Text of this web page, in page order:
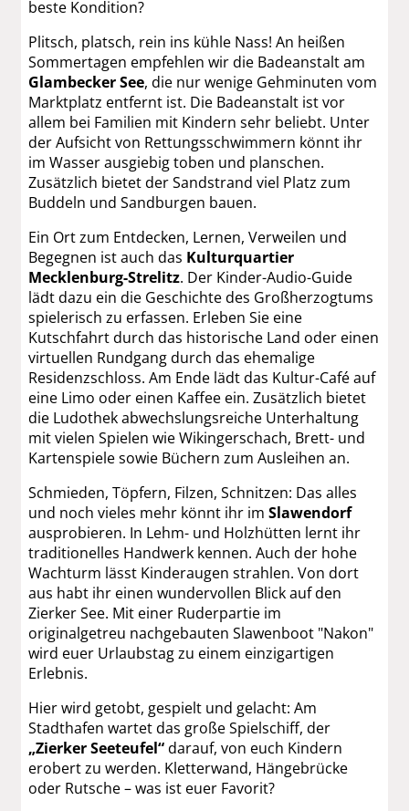
beste Kondition?
Plitsch, platsch, rein ins kühle Nass! An heißen
Sommertagen empfehlen wir die Badeanstalt am
Glambecker See, die nur wenige Gehminuten vom
Marktplatz entfernt ist. Die Badeanstalt ist vor
allem bei Familien mit Kindern sehr beliebt. Unter
der Aufsicht von Rettungsschwimmern könnt ihr
im Wasser ausgiebig toben und planschen.
Zusätzlich bietet der Sandstrand viel Platz zum
Buddeln und Sandburgen bauen.
Ein Ort zum Entdecken, Lernen, Verweilen und
Begegnen ist auch das Kulturquartier
Mecklenburg-Strelitz. Der Kinder-Audio-Guide
lädt dazu ein die Geschichte des Großherzogtums
spielerisch zu erfassen. Erleben Sie eine
Kutschfahrt durch das historische Land oder einen
virtuellen Rundgang durch das ehemalige
Residenzschloss. Am Ende lädt das Kultur-Café auf
eine Limo oder einen Kaffee ein. Zusätzlich bietet
die Ludothek abwechslungsreiche Unterhaltung
mit vielen Spielen wie Wikingerschach, Brett- und
Kartenspiele sowie Büchern zum Ausleihen an.
Schmieden, Töpfern, Filzen, Schnitzen: Das alles
und noch vieles mehr könnt ihr im Slawendorf
ausprobieren. In Lehm- und Holzhütten lernt ihr
traditionelles Handwerk kennen. Auch der hohe
Wachturm lässt Kinderaugen strahlen. Von dort
aus habt ihr einen wundervollen Blick auf den
Zierker See. Mit einer Ruderpartie im
originalgetreu nachgebauten Slawenboot "Nakon"
wird euer Urlaubstag zu einem einzigartigen
Erlebnis.
Hier wird getobt, gespielt und gelacht: Am
Stadthafen wartet das große Spielschiff, der
„Zierker Seeteufel“darauf, von euch Kindern
erobert zu werden. Kletterwand, Hängebrücke
oder Rutsche – was ist euer Favorit?